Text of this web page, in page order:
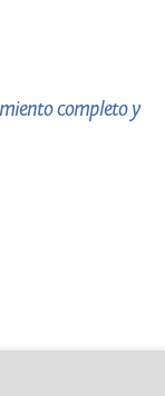
completo y